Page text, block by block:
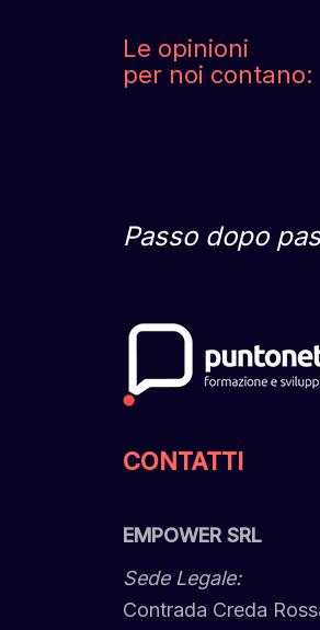
Le opinioni
per noi contano:
Passo dopo
CONTATTI
EMPOWER SRL
Sede Legale:
Contrada Creda